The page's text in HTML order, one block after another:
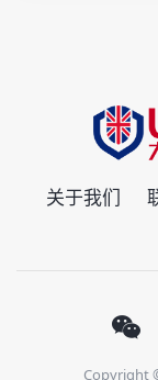
关于我们
Copyright